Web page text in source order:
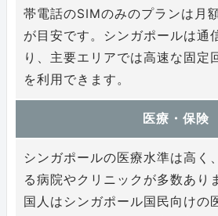
帯電話のSIMのみのプランは月
が目安です。シンガポールは通
り、主要エリアでは高速な固定
を利用できます。
医療・保険
シンガポールの医療水準は高く
る病院やクリニックが多数あり
国人はシンガポール国民向けの